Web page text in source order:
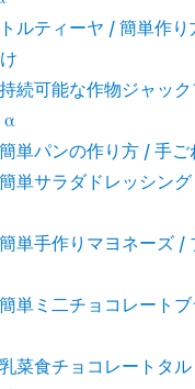
ルティーヤ / 簡単作
続可能な作物ジャッ
α
単パンの作り方 / 手ご
単サラダドレッシング
単手作りマヨネーズ /
単ミ二チョコレート
菜食チョコレートタ